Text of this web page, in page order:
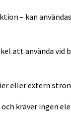
– kan
att använda vid
eller extern
och kräver ingen